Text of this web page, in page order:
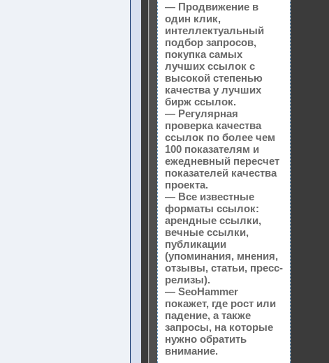
— Продвижение в
один клик,
интеллектуальный
подбор запросов,
покупка самых
лучших ссылок с
высокой степенью
качества у лучших
бирж ссылок.
— Регулярная
проверка качества
ссылок по более чем
100 показателям и
ежедневный пересчет
показателей качества
проекта.
— Все известные
форматы ссылок:
арендные ссылки,
вечные ссылки,
публикации
(упоминания, мнения,
отзывы, статьи, пресс-
релизы).
— SeoHammer
покажет, где рост или
падение, а также
запросы, на которые
нужно обратить
внимание.